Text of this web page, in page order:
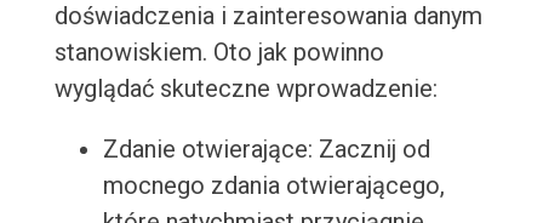
doświadczenia i zainteresowania danym
stanowiskiem. Oto jak powinno
wyglądać skuteczne wprowadzenie:
Zdanie otwierające: Zacznij od
mocnego zdania otwierającego,